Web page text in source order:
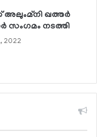
അലുംമ്‌നി ഖത്തര്‍
സംഗമം നടത്തി
2022